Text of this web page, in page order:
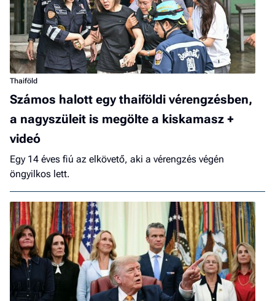
Thaiföld
Számos halott egy thaiföldi vérengzésben,
a nagyszüleit is megölte a kiskamasz +
videó
Egy 14 éves fiú az elkövető, aki a vérengzés végén
öngyilkos lett.